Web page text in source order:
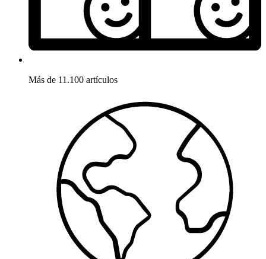
Más de 11.100 artículos